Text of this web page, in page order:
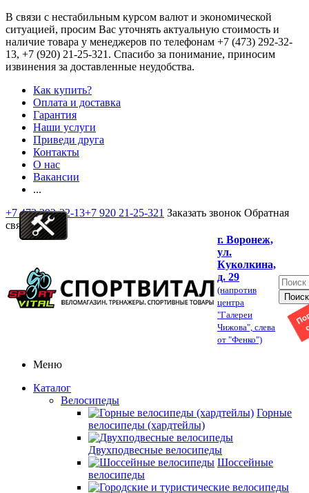
В связи с нестабильным курсом валют и экономической
ситуацией, просим Вас уточнять актуальную стоимость и
наличие товара у менеджеров по телефонам +7 (473) 292-32-
13, +7 (920) 21-25-321 . Спасибо за понимание, приносим
извинения за доставленные неудобства.
Как купить?
Оплата и доставка
Гарантия
Наши услуги
Приведи друга
Контакты
О нас
Вакансии
...
+7 473 292-32-13+7 920 21-25-321 Заказать звонок Обратная
связь
г. Воронеж,
ул.
Куколкина,
д. 29
(напротив
центра
"Галереи
Чижова", слева
от "Фенко")
Меню
Каталог
Велосипеды
Горные
велосипеды (хардтейлы)
Двухподвесные велосипеды
Шоссейные
велосипеды